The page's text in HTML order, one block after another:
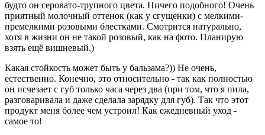
будто он серовато-трупного цвета. Ничего подобного! Очень
приятный молочный оттенок (как у сгущенки) с мелкими-
премелкими розовыми блестками. Смотрится натурально,
хотя в жизни он не такой розовый, как на фото. Планирую
взять ещё вишневый.)
Какая стойкость может быть у бальзама?)) Не очень,
естественно. Конечно, это относительно - так как полностью
он исчезает с губ только часа через два (при том, что я пила,
разговаривала и даже сделала зарядку для губ). Так что этот
продукт меня более чем устроил! Как ежедневный уход -
самое то!